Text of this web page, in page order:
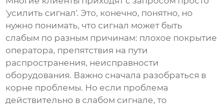
'усилить сигнал'. Это, конечно, понятно, но
нужно понимать, что сигнал может быть
слабым по разным причинам: плохое покрытие
оператора, препятствия на пути
распространения, неисправности
оборудования. Важно сначала разобраться в
корне проблемы. Но если проблема
действительно в слабом сигнале, то